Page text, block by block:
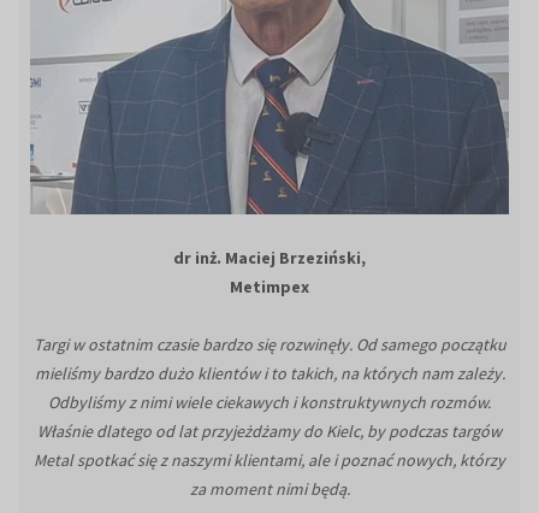
dr inż. Maciej Brzeziński,
Metimpex
Targi w ostatnim czasie bardzo się rozwinęły. Od samego początku
mieliśmy bardzo dużo klientów i to takich, na których nam zależy.
Odbyliśmy z nimi wiele ciekawych i konstruktywnych rozmów.
Właśnie dlatego od lat przyjeżdżamy do Kielc, by podczas targów
Metal spotkać się z naszymi klientami, ale i poznać nowych, którzy
za moment nimi będą.